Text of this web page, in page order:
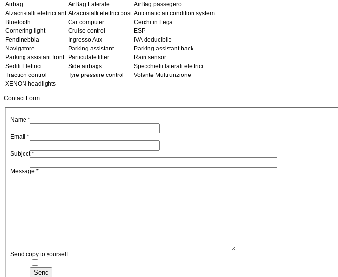
Airbag
AirBag Laterale
AirBag passegero
Alzacristalli elettrici ant Alzacristalli elettrici post Automatic air condition system
Bluetooth
Car computer
Cerchi in Lega
Cornering light
Cruise control
ESP
Fendinebbia
Ingresso Aux
IVA deducibile
Navigatore
Parking assistant
Parking assistant back
Parking assistant front
Particulate filter
Rain sensor
Sedili Elettrici
Side airbags
Specchietti laterali elettrici
Traction control
Tyre pressure control
Volante Multifunzione
XENON headlights
Contact Form
Name *
Email *
Subject*
Message *
Send copy to yourself
Send